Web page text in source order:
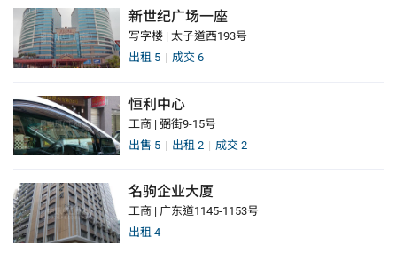
新世纪广场一座
写字楼 | 太子道西193号
出租 5 成交 6
恒利中心
工商 | 弼街9-15号
出售 5 出租 2 成交 2
名驹企业大厦
工商 | 广东道1145-1153号
出租 4